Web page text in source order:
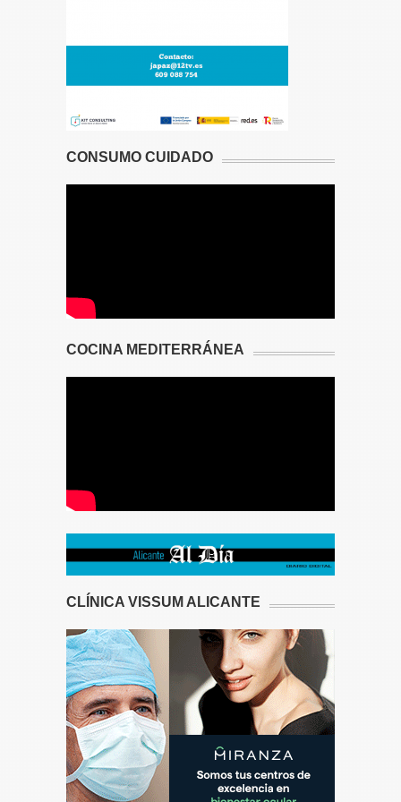
CONSUMO CUIDADO
COCINA MEDITERRÁNEA
CLÍNICA VISSUM ALICANTE